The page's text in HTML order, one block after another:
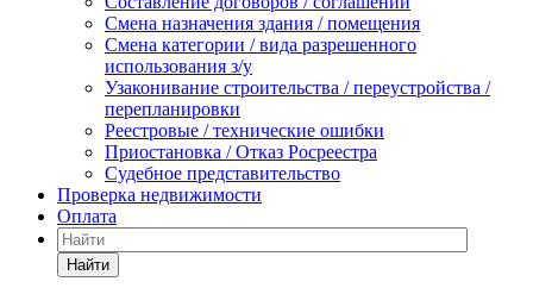
Смена назначения здания / помещения
Смена категории / вида разрешенного
использования з/у
Узаконивание строительства / переустройства /
перепланировки
Реестровые / технические ошибки
Приостановка / Отказ Росреестра
Судебное представительство
Проверка недвижимости
Оплата
Найти